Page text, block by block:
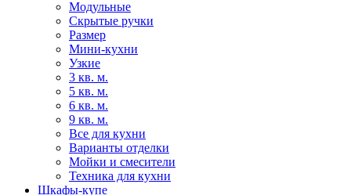
Модульные
Скрытые ручки
Размер
Мини-кухни
Узкие
3 кв. м.
5 кв. м.
6 кв. м.
9 кв. м.
Все для кухни
Варианты отделки
Мойки и смесители
Техника для кухни
Шкафы-купе